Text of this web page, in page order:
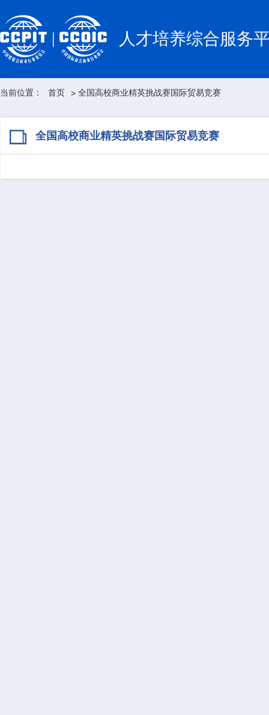
人才培养综合服务
当前位置： 首页 > 全国高校商业精英挑战赛国际贸易竞赛
全国高校商业精英挑战赛国际贸易竞赛